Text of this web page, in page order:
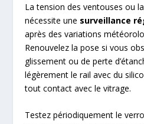
La tension des ventouses ou
nécessite une surveillance
après des variations
Renouvelez la pose si vous
glissement ou de perte
légèrement le rail avec du
tout contact avec le vitrage.
Testez périodiquement le